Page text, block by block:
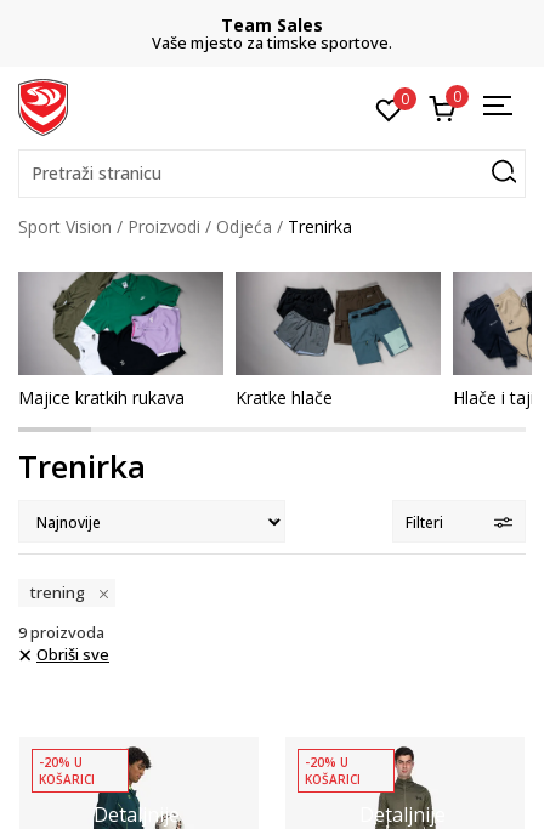
Team Sales
Vaše mjesto za timske sportove.
0 0
Pretraži stranicu
Sport Vision Proizvodi Odjeća Trenirka
Majice kratkih rukava Kratke hlače Hlače i
Trenirka
Filteri
trening
9proizvoda
Obriši sve
Detaljnije
-20% U
KOŠARICI
Detaljnije
-20% U
KOŠARICI